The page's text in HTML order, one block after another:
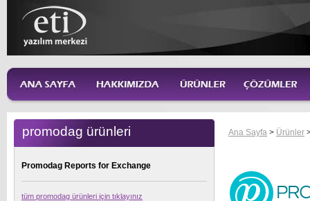
Ana Sayfa > Ürünler
promodag ürünleri
Promodag Reports for Exchange
tüm promodag ürünleri için tıklayınız